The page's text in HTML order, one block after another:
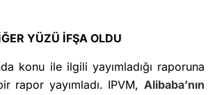
YÜZÜ İFŞA OLDU
konu ile ilgili yayımladığı raporuna
rapor yayımladı. IPVM, Alibaba’nın